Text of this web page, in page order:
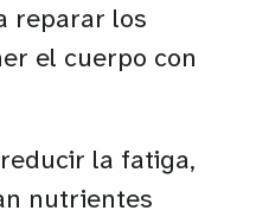
reparar los
el cuerpo con
la fatiga,
nutrientes